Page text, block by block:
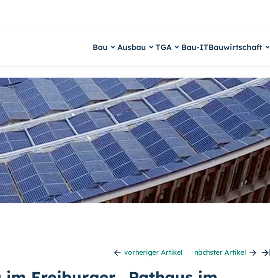
Bau Ausbau TGA Bau-ITBauwirtschaft
vorheriger Artikel nächster Artikel